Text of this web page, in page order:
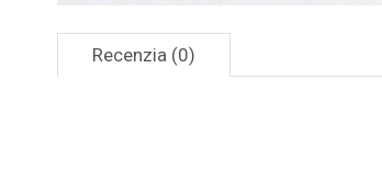
Recenzia (0)